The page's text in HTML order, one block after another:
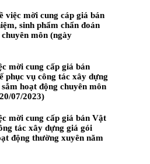
việc mời cung cáp giá bán
sinh phẩm chẩn đoán
môn (ngày
mời cung cấp giá bán
phục vụ công tác xây dựng
hoạt động chuyên môn
07/2023)
mời cung cấp giá bán Vật
tác xây dựng giá gói
động thường xuyên năm